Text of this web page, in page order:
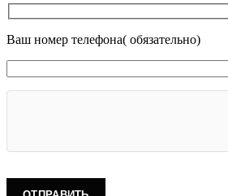
Ваш номер телефона( обязательно)